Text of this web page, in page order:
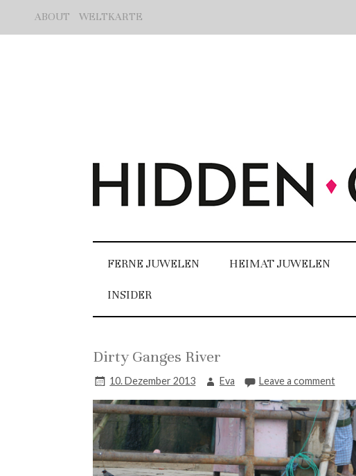
ABOUT WELTKARTE
FERNE JUWELEN HEIMAT JUWELEN
INSIDER
Dirty Ganges River
10. Dezember 2013 Eva Leave a comment